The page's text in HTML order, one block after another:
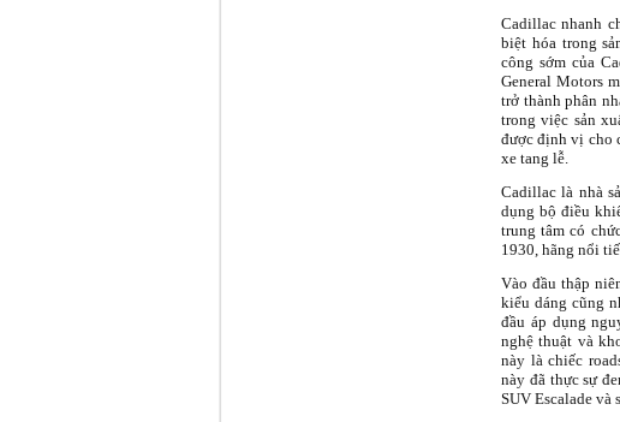
Cadillac nhanh
biệt hóa trong
công sớm của
General Motors
trở thành phân
trong việc sản
được định vị cho
xe tang lễ.
Cadillac là nhà
dụng bộ điều
trung tâm có
1930, hãng nổi
Vào đầu thập
kiểu dáng cũng
đầu áp dụng
nghệ thuật và
này là chiếc
này đã thực sự
SUV Escalade và